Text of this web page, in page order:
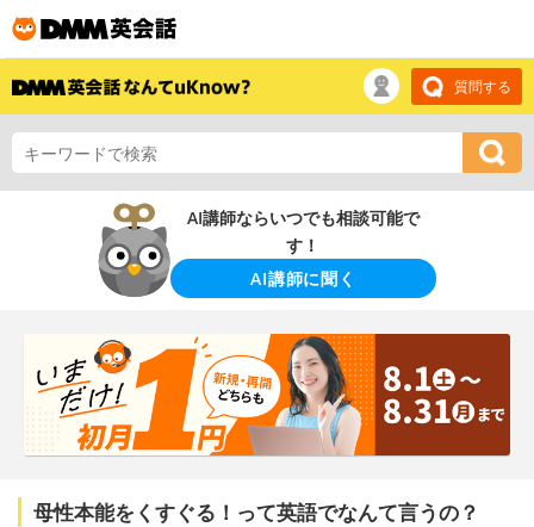
質問する
AI講師ならいつでも相談可能で
す！
AI講師に聞く
母性本能をくすぐる！って英語でなんて言うの？